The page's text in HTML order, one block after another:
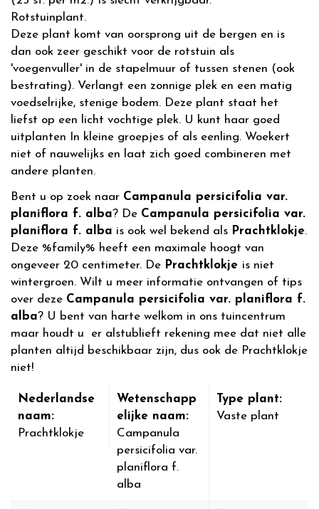
Rotstuinplant.
Deze plant komt van oorsprong uit de bergen en is
dan ook zeer geschikt voor de rotstuin als
'voegenvuller' in de stapelmuur of tussen stenen (ook
bestrating). Verlangt een zonnige plek en een matig
voedselrijke, stenige bodem. Deze plant staat het
liefst op een licht vochtige plek. U kunt haar goed
uitplanten In kleine groepjes of als eenling. Woekert
niet of nauwelijks en laat zich goed combineren met
andere planten.
Bent u op zoek naar Campanula persicifolia var.
planiflora f. alba? De Campanula persicifolia var.
planiflora f. alba is ook wel bekend als Prachtklokje.
Deze %family% heeft een maximale hoogt van
ongeveer 20 centimeter. De Prachtklokje is niet
wintergroen. Wilt u meer informatie ontvangen of tips
over deze Campanula persicifolia var. planiflora f.
alba? U bent van harte welkom in ons tuincentrum
maar houdt u er alstublieft rekening mee dat niet alle
planten altijd beschikbaar zijn, dus ook de Prachtklokje
niet!
Nederlandse
naam:
Prachtklokje
Wetenschapp
elijke naam:
Campanula
persicifolia var.
planiflora f.
alba
Type plant:
Vaste plant